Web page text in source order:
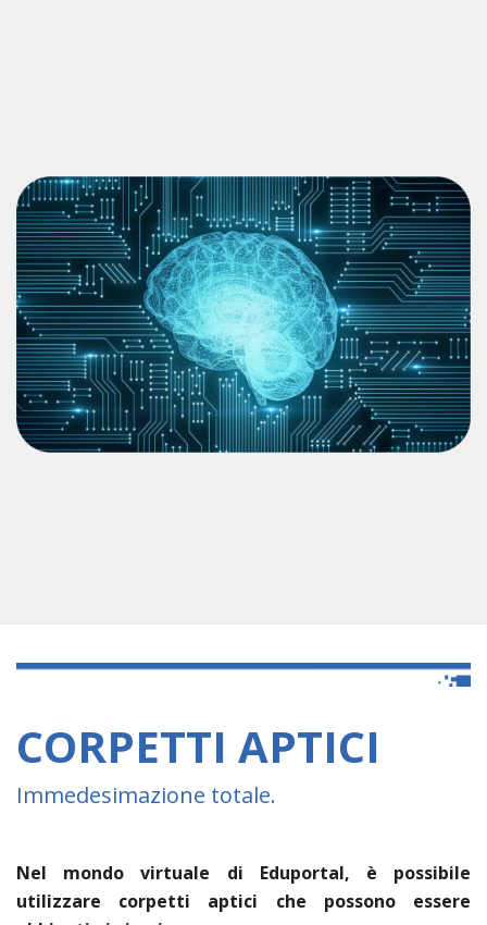
CORPETTI APTICI
Immedesimazione totale.
Nel mondo virtuale di Eduportal, è possibile
utilizzare corpetti aptici che possono essere